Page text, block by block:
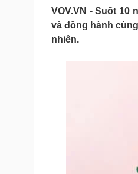
Pháp luật
Vụ án
Tin nóng
Tư vấn luật
VOV.VN - Suốt
và đồng hành
nhiên.